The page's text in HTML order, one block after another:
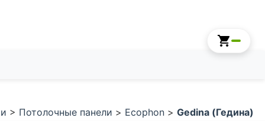
> Потолочные панели > Ecophon > Gedina (Гедина)